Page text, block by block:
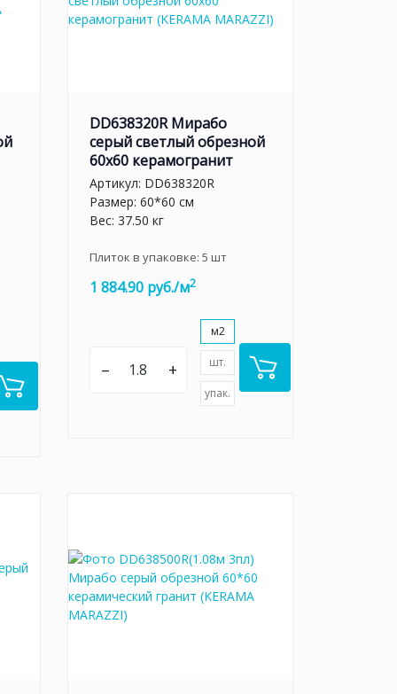
DD638320R Мирабо
серый светлый обрезной
60х60 керамогранит
Артикул: DD638320R
Размер: 60*60 см
Вес: 37.50 кг
Плиток в упаковке: 5 шт
1 884.90 руб./м2
– +
м2
шт.
упак.